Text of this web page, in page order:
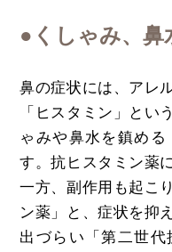
●くしゃみ、鼻
鼻の症状には、アレ
「ヒスタミン」とい
ゃみや鼻水を鎮める
す。抗ヒスタミン薬
一方、副作用も起こ
ン薬」と、症状を抑
出づらい「第二世代